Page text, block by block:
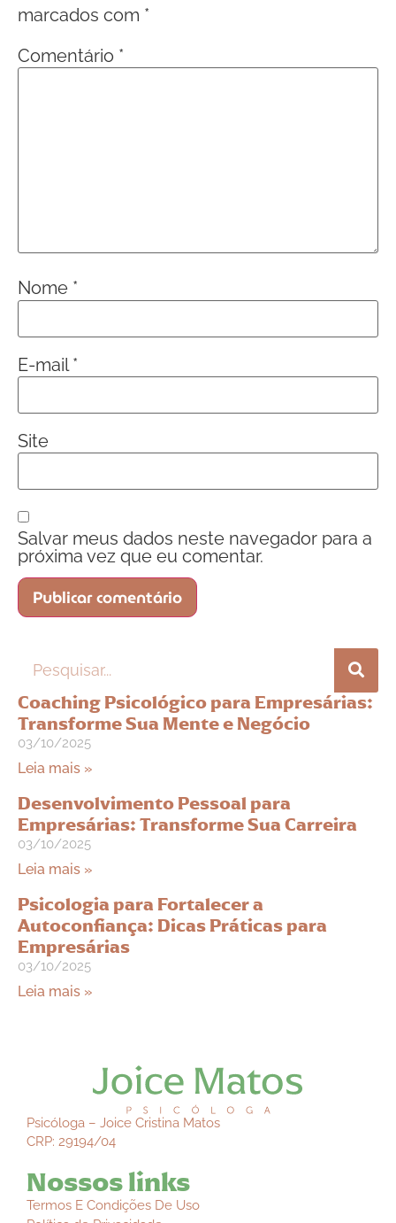
marcados com *
Comentário *
Nome *
E-mail*
Site
Salvar meus dados neste navegador para a
próxima vez que eu comentar.
Coaching Psicológico para Empresárias:
Transforme Sua Mente e Negócio
03/10/2025
Leia mais »
Desenvolvimento Pessoal para
Empresárias: Transforme Sua Carreira
03/10/2025
Leia mais »
Psicologia para Fortalecer a
Autoconfiança: Dicas Práticas para
Empresárias
03/10/2025
Leia mais »
Psicóloga – Joice Cristina Matos
CRP: 29194/04
Nossos links
Termos E Condições De Uso